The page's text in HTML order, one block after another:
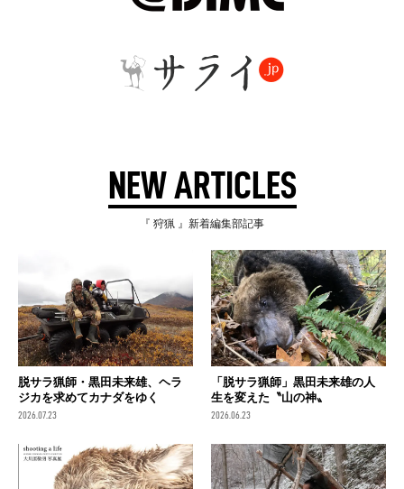
NEW ARTICLES
『 狩猟 』新着編集部記事
脱サラ猟師・黒田未来雄、ヘラ
ジカを求めてカナダをゆく
2026.07.23
「脱サラ猟師」黒田未来雄の人
生を変えた〝山の神〟
2026.06.23